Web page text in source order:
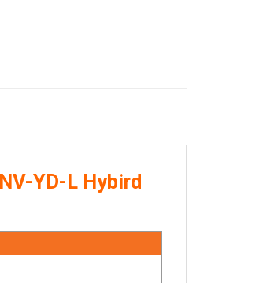
YD-L Hybird